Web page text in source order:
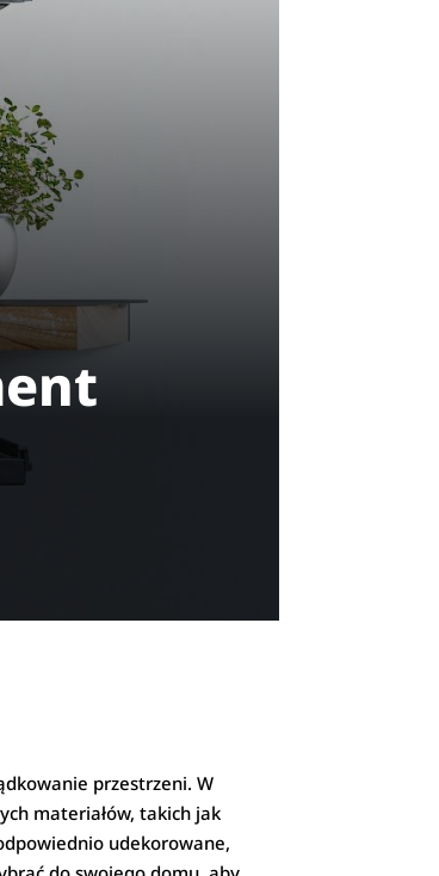
przestrzeni. W
materiałów, takich jak
udekorowane,